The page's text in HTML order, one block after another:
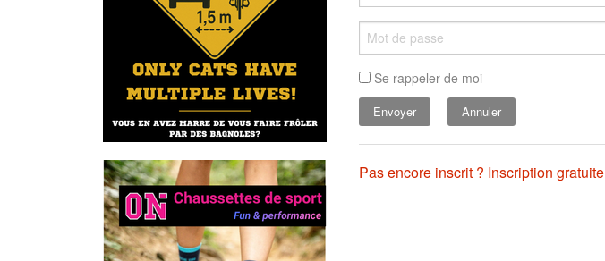
Se rappeler de moi
Annuler
Pas encore inscrit ? Inscription gratuite